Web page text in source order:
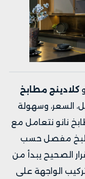
كلادينج مطابخ
السعر، وسهولة
نانو نتعامل مع
مفصل حسب
الصحيح يبدأ من
الواجهة على